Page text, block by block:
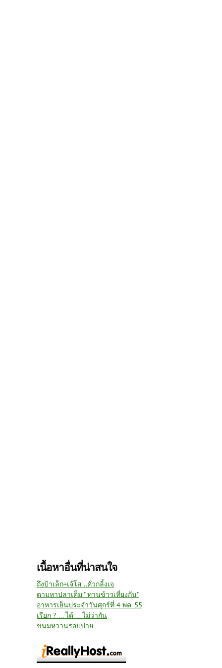
เนื้อหาอื่นที่น่าสนใจ
ถึงป้าเล็ก+เจ้โส ..คั่วกลิ้งเจ
ตามหาปลาเค็ม " ทานข้าวเที่ยงกัน"
อาหารเย็นประจำวันศุกร์ที่ 4 พค. 55
เรียก ? ... ได้ ... ไม่ว่ากัน
ขนมหวานรอบบ่าย